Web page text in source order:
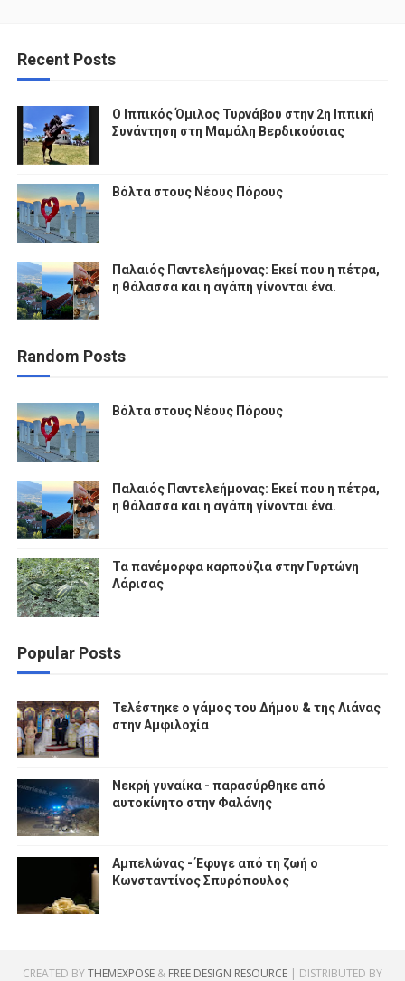
Recent Posts
Ο Ιππικός Όμιλος Τυρνάβου στην 2η Ιππική
Συνάντηση στη Μαμάλη Βερδικούσιας
Βόλτα στους Νέους Πόρους
Παλαιός Παντελεήμονας: Εκεί που η πέτρα,
η θάλασσα και η αγάπη γίνονται ένα.
Random Posts
Βόλτα στους Νέους Πόρους
Παλαιός Παντελεήμονας: Εκεί που η πέτρα,
η θάλασσα και η αγάπη γίνονται ένα.
Τα πανέμορφα καρπούζια στην Γυρτώνη
Λάρισας
Popular Posts
Τελέστηκε ο γάμος του Δήμου & της Λιάνας
στην Αμφιλοχία
Νεκρή γυναίκα - παρασύρθηκε από
αυτοκίνητο στην Φαλάνης
Αμπελώνας - Έφυγε από τη ζωή ο
Κωνσταντίνος Σπυρόπουλος
CREATED BYTHEMEXPOSE& FREE DESIGN RESOURCE| DISTRIBUTED BY